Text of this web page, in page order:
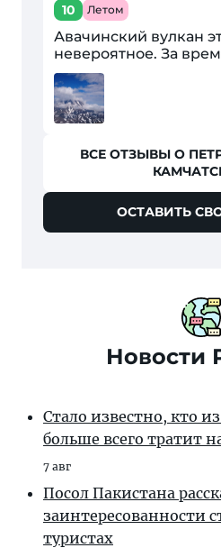
10 Летом
Авачинский вулкан
невероятное. За
на этот вулкан я
четыре времени
незабываемое
ВСЕ ОТЗЫВЫ О
ОСТАВИТЬ
Новости
Стало известно, кто
больше всего тратит
7 авг
Посол Пакистана
заинтересованности
туристах